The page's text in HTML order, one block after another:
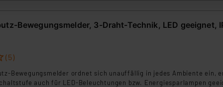
ggf. auch die Verarbeitung Ihrer Daten in den USA gemäß
der EU. Dies bedeutet, dass die USA
Bewegungsmelder, 3-Draht-Technik, LED geeignet,
(5)
Bewegungsmelder ordnet sich unauffällig in jedes Ambiente ein,
auch für LED-Beleuchtungen bzw. Energiesparlampen